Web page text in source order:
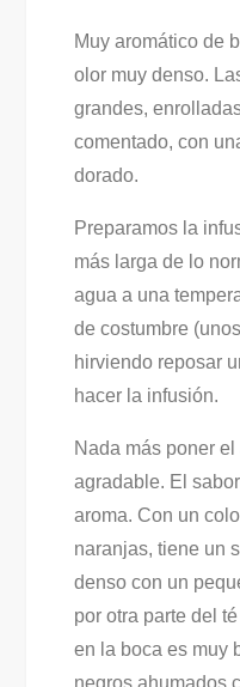
Muy aromático de
olor muy denso.
grandes,
comentado, con
dorado.
Preparamos la
más larga de lo
agua a una
de costumbre
hirviendo reposar
hacer la infusión.
Nada más poner
agradable. El
aroma. Con un
naranjas, tiene un
denso con un
por otra parte del
en la boca es muy
negros ahumados